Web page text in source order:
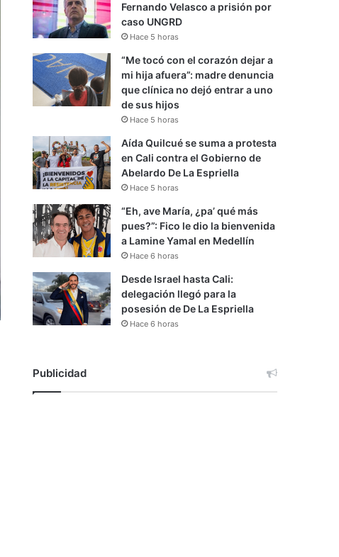
Fernando Velasco a prisión por
caso UNGRD
Hace 5 horas
“Me tocó con el corazón dejar a
mi hija afuera”: madre denuncia
que clínica no dejó entrar a uno
de sus hijos
Hace 5 horas
Aída Quilcué se suma a protesta
en Cali contra el Gobierno de
Abelardo De La Espriella
Hace 5 horas
“Eh, ave María, ¿pa’ qué más
pues?”: Fico le dio la bienvenida
a Lamine Yamal en Medellín
Hace 6 horas
Desde Israel hasta Cali:
delegación llegó para la
posesión de De La Espriella
Hace 6 horas
Publicidad